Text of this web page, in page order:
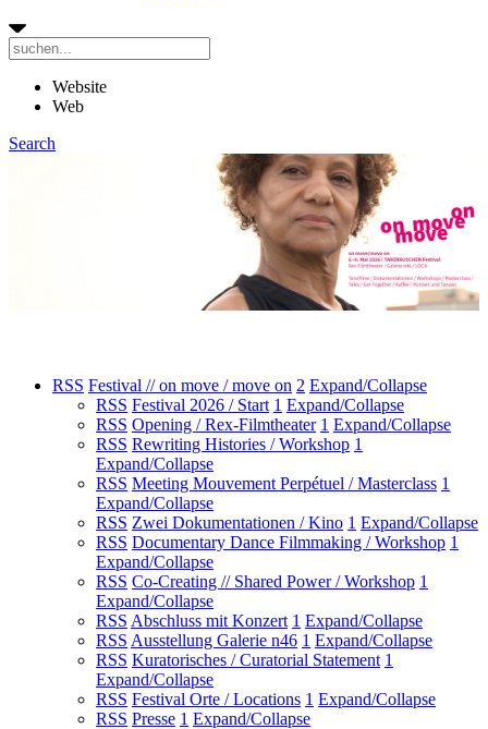
Website
Web
Search
RSS Festival // on move / move on 2 Expand/Collapse
RSS Festival 2026 / Start 1 Expand/Collapse
RSS Opening / Rex-Filmtheater 1 Expand/Collapse
RSS Rewriting Histories / Workshop 1
Expand/Collapse
RSS Meeting Mouvement Perpétuel / Masterclass 1
Expand/Collapse
RSS Zwei Dokumentationen / Kino 1 Expand/Collapse
RSS Documentary Dance Filmmaking / Workshop 1
Expand/Collapse
RSS Co-Creating // Shared Power / Workshop 1
Expand/Collapse
RSS Abschluss mit Konzert 1 Expand/Collapse
RSS Ausstellung Galerie n46 1 Expand/Collapse
RSS Kuratorisches / Curatorial Statement 1
Expand/Collapse
RSS Festival Orte / Locations 1 Expand/Collapse
RSS Presse 1 Expand/Collapse